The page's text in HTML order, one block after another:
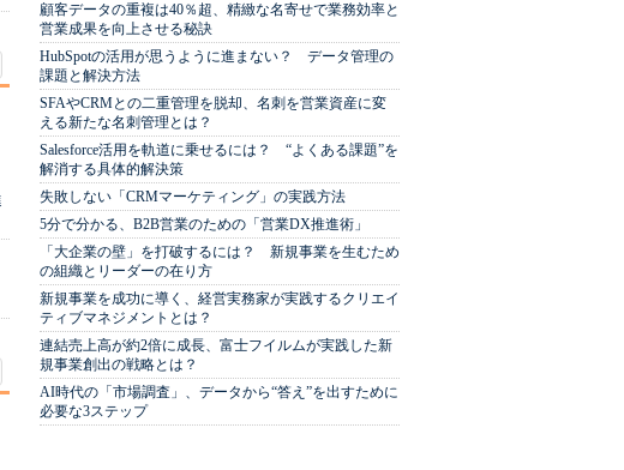
顧客データの重複は40％超、精緻な名寄せで業務効率と
営業成果を向上させる秘訣
HubSpotの活用が思うように進まない？ データ管理の
課題と解決方法
SFAやCRMとの二重管理を脱却、名刺を営業資産に変
える新たな名刺管理とは？
Salesforce活用を軌道に乗せるには？ “よくある課題”を
解消する具体的解決策
失敗しない「CRMマーケティング」の実践方法
5分で分かる、B2B営業のための「営業DX推進術」
「大企業の壁」を打破するには？ 新規事業を生むため
の組織とリーダーの在り方
新規事業を成功に導く、経営実務家が実践するクリエイ
ティブマネジメントとは？
連結売上高が約2倍に成長、富士フイルムが実践した新
規事業創出の戦略とは？
AI時代の「市場調査」、データから“答え”を出すために
必要な3ステップ